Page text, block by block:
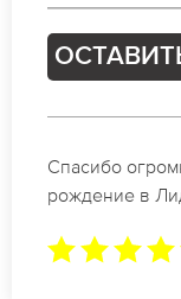
Идеальные
маникюру в